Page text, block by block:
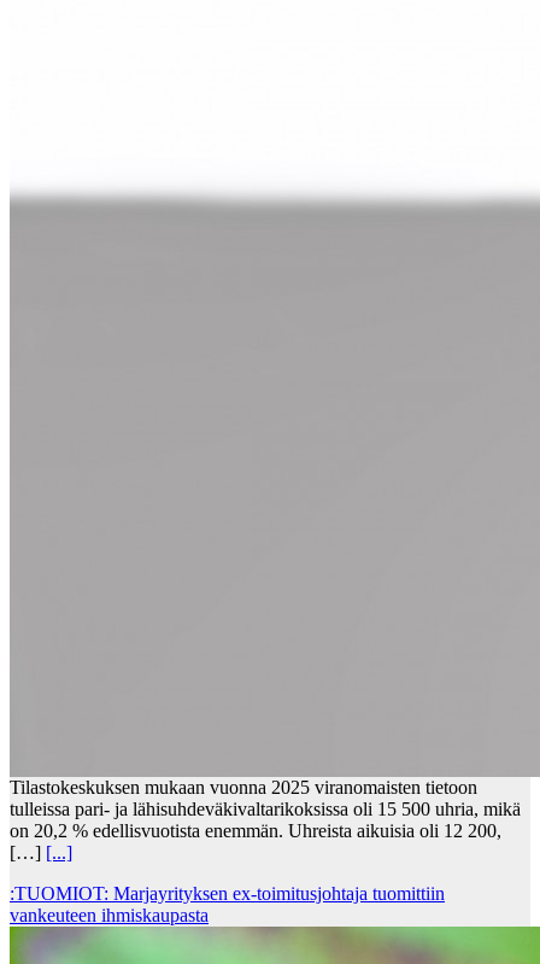
Tilastokeskuksen mukaan vuonna 2025 viranomaisten tietoon
tulleissa pari- ja lähisuhdeväkivaltarikoksissa oli 15 500 uhria, mikä
on 20,2 % edellisvuotista enemmän. Uhreista aikuisia oli 12 200,
[…] [...]
:TUOMIOT: Marjayrityksen ex-toimitusjohtaja tuomittiin
vankeuteen ihmiskaupasta